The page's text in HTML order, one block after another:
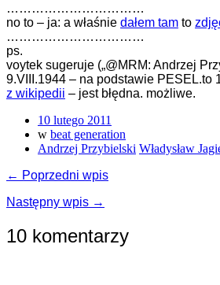
……………………………
no to – ja: a właśnie dałem tam to
……………………………
ps.
voytek sugeruje („@MRM: Andrzej
9.VIII.1944 – na podstawie PESEL.to
z wikipedii – jest błędna. możliwe.
10 lutego 2011
w beat generation
Andrzej Przybielski Władysław
← Poprzedni wpis
Następny wpis →
10 komentarzy